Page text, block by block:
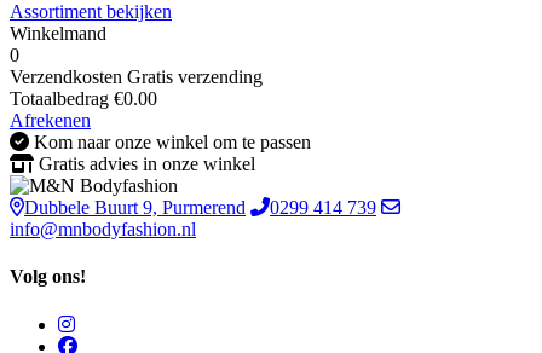
Assortiment bekijken
Winkelmand
0
Verzendkosten Gratis verzending
Totaalbedrag €0.00
Afrekenen
Kom naar onze winkel om te passen
Gratis advies in onze winkel
Dubbele Buurt 9, Purmerend
0299 414 739
info@mnbodyfashion.nl
Volg ons!